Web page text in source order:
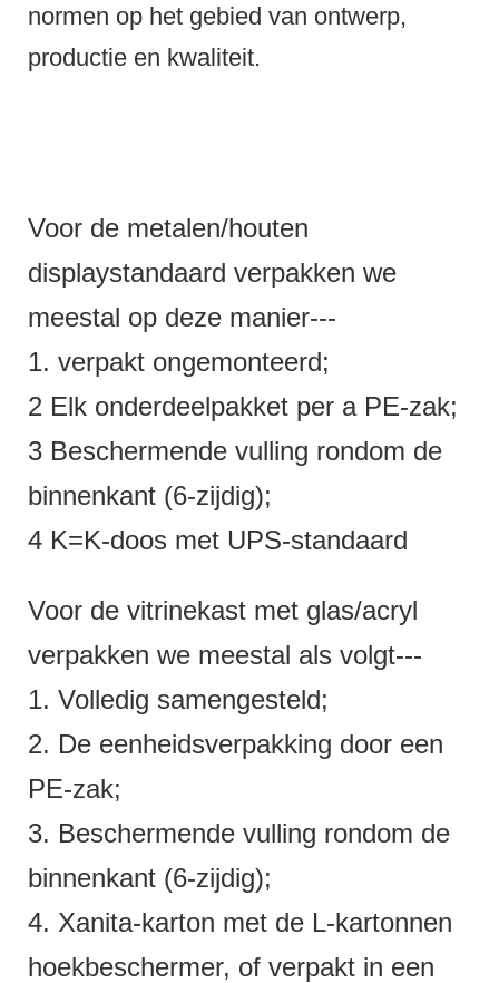
normen op het gebied van ontwerp,
productie en kwaliteit.
Voor de metalen/houten
displaystandaard verpakken we
meestal op deze manier---
1. verpakt ongemonteerd;
2 Elk onderdeelpakket per a PE-zak;
3 Beschermende vulling rondom de
binnenkant (6-zijdig);
4 K=K-doos met UPS-standaard
Voor de vitrinekast met glas/acryl
verpakken we meestal als volgt---
1. Volledig samengesteld;
2. De eenheidsverpakking door een
PE-zak;
3. Beschermende vulling rondom de
binnenkant (6-zijdig);
4. Xanita-karton met de L-kartonnen
hoekbeschermer, of verpakt in een